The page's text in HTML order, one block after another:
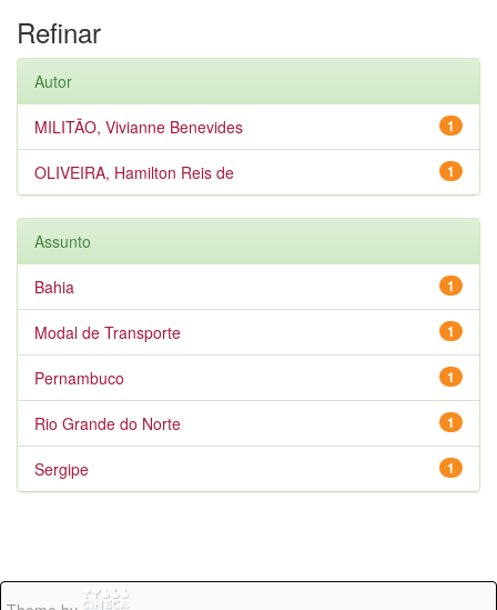
Refinar
Autor
1
MILITÃO, Vivianne Benevides
1
OLIVEIRA, Hamilton Reis de
Assunto
1
Bahia
1
Modal de Transporte
1
Pernambuco
1
Rio Grande do Norte
1
Sergipe